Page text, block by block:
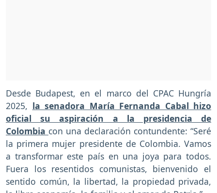
Desde Budapest, en el marco del CPAC Hungría
2025, la senadora María Fernanda Cabal hizo
oficial su aspiración a la presidencia de
Colombia con una declaración contundente: “Seré
la primera mujer presidente de Colombia. Vamos
a transformar este país en una joya para todos.
Fuera los resentidos comunistas, bienvenido el
sentido común, la libertad, la propiedad privada,